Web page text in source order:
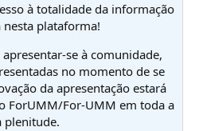
à totalidade da informação
nesta plataforma!
se à comunidade,
no momento de se
da apresentação estará
ForUMM/For-UMM em toda a
plenitude.